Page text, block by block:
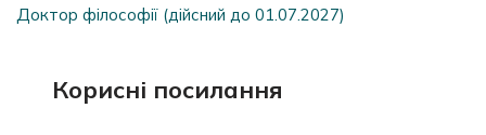
Доктор філософії (дійсний до 01.07.2027)
Корисні посилання